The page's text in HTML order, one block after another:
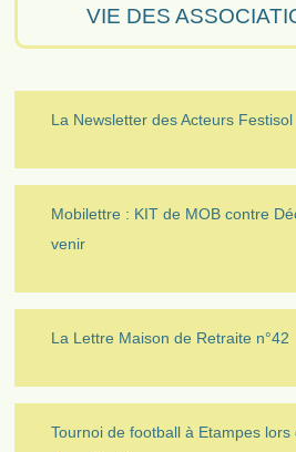
VIE DES
La Newsletter des Acteurs Festisol
Mobilettre : KIT de MOB contre
venir
La Lettre Maison de Retraite n°42
Tournoi de football à Etampes